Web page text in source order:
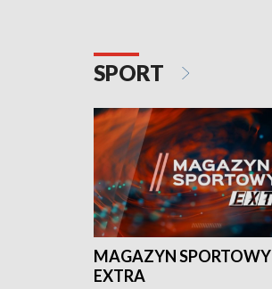
SPORT
MAGAZYN SPORTOWY
EXTRA